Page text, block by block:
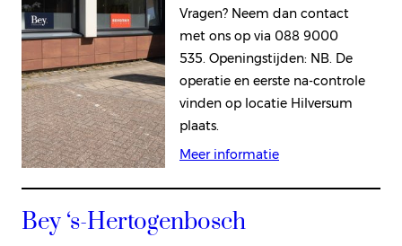
Vragen? Neem dan contact
met ons op via 088 9000
535. Openingstijden: NB. De
operatie en eerste na-controle
vinden op locatie Hilversum
plaats.
Meer informatie
Bey ‘s-Hertogenbosch